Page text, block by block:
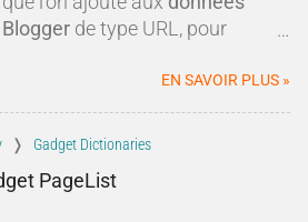
examiner les critiques les plus
fréquen
Blogger de type URL, pour
EN SAVOIR PLUS »
Gadget Dictionaries
PageList